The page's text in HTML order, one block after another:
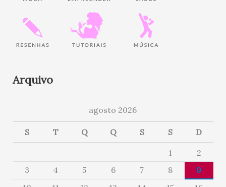
Arquivo
agosto 2026
S T Q Q S S D
1
2
3
4 5 6 7 8
9